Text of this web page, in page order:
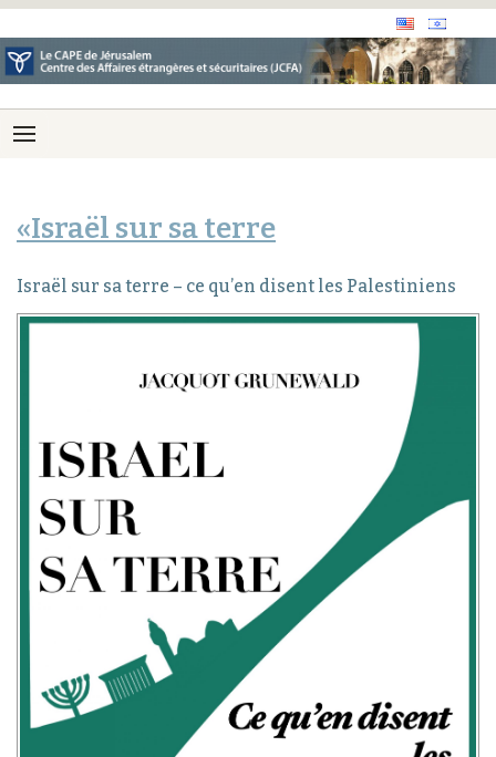
«Israël sur sa terre
Israël sur sa terre – ce qu’en disent les Palestiniens